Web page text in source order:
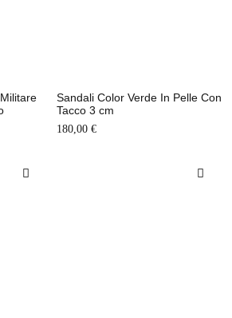
Sandali Color Verde In Pelle Con
Tacco 3 cm
180,00 €